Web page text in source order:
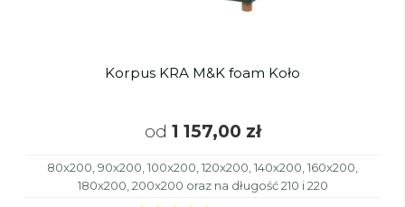
Korpus KRA M&K foam Koło
od 1 157,00 zł
80x200, 90x200, 100x200, 120x200, 140x200, 160x200,
180x200, 200x200 oraz na długość 210 i 220